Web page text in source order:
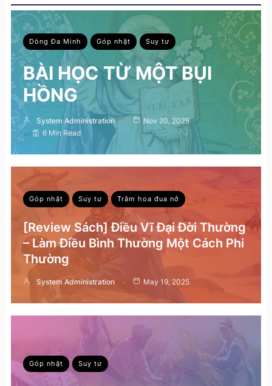
Dòng Đa Minh Góp nhặt Suy tư
BÀI HỌC TỪ MỘT BỤI
HỒNG
System Administration
Nov 20, 2025
6 Min Read
Góp nhặt Suy tư Trăm hoa đua nở
[Review Sách] Điều Vĩ Đại Đời Thường
– Làm Điều Bình Thường Một Cách Phi
Thường
System Administration May 19, 2025
Góp nhặt Suy tư